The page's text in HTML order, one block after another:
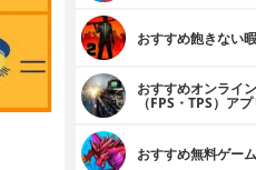
おすすめ飽きない
おすすめオンライ
（FPS・TPS）アプ
おすすめ無料ゲー